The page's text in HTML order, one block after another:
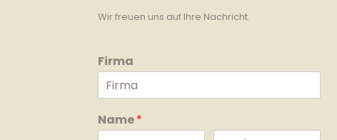
Wir freuen uns auf Ihre Nachricht.
Firma
Name*